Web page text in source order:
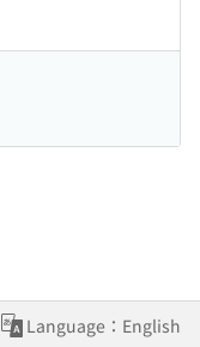
Language：English